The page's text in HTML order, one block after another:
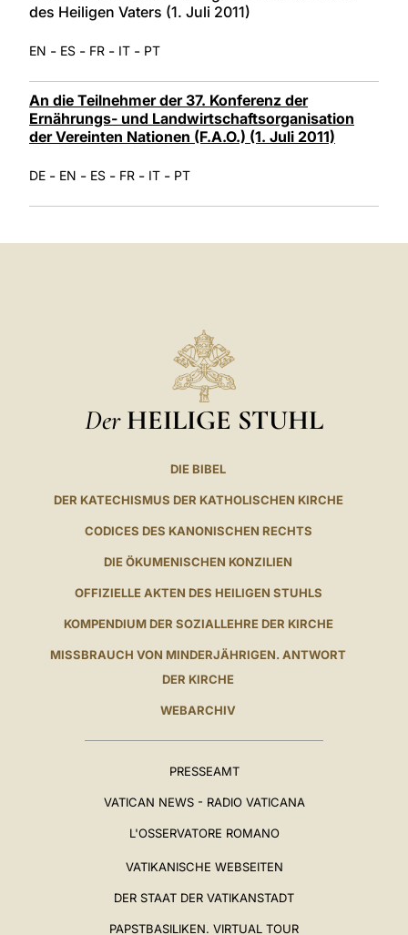
des Heiligen Vaters (1. Juli 2011)
EN - ES - FR - IT - PT
An die Teilnehmer der 37. Konferenz der
Ernährungs- und Landwirtschaftsorganisation
der Vereinten Nationen (F.A.O.) (1. Juli 2011)
DE - EN - ES - FR - IT - PT
Der HEILIGE STUHL
DIE BIBEL
DER KATECHISMUS DER KATHOLISCHEN KIRCHE
CODICES DES KANONISCHEN RECHTS
DIE ÖKUMENISCHEN KONZILIEN
OFFIZIELLE AKTEN DES HEILIGEN STUHLS
KOMPENDIUM DER SOZIALLEHRE DER KIRCHE
MISSBRAUCH VON MINDERJÄHRIGEN. ANTWORT
DER KIRCHE
WEBARCHIV
PRESSEAMT
VATICAN NEWS - RADIO VATICANA
L'OSSERVATORE ROMANO
VATIKANISCHE WEBSEITEN
DER STAAT DER VATIKANSTADT
PAPSTBASILIKEN. VIRTUAL TOUR